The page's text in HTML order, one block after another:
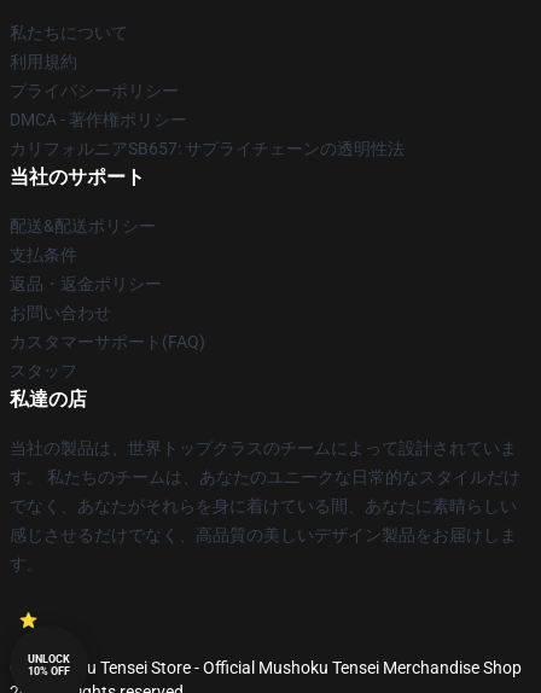
私たちについて
利用規約
プライバシーポリシー
DMCA - 著作権ポリシー
カリフォルニアSB657: サプライチェーンの透明性法
当社のサポート
配送&配送ポリシー
支払条件
返品・返金ポリシー
お問い合わせ
カスタマーサポート(FAQ)
スタッフ
私達の店
当社の製品は、世界トップクラスのチームによって設計されていま
す。 私たちのチームは、あなたのユニークな日常的なスタイルだけ
でなく、あなたがそれらを身に着けている間、あなたに素晴らしい
感じさせるだけでなく、高品質の美しいデザイン製品をお届けしま
す。
© Mushoku Tensei Store - Official Mushoku Tensei Merchandise Shop
UNLOCK
10% OFF